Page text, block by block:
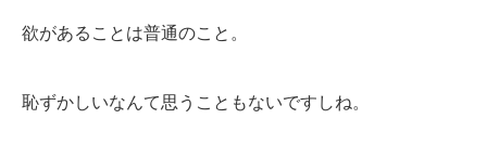
欲があることは普通のこと。
恥ずかしいなんて思うこともないですしね。